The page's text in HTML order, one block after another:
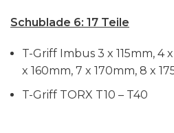
Schublade 6: 17 Teile
T-Griff Imbus 3 x 115mm, 4
x 160mm, 7 x 170mm, 8 x
T-Griff TORX T10 – T40